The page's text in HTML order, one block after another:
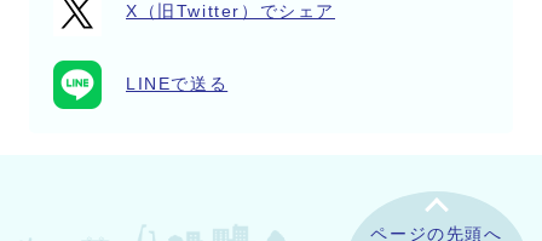
X（旧Twitter）でシェア
LINEで送る
ページの先頭へ